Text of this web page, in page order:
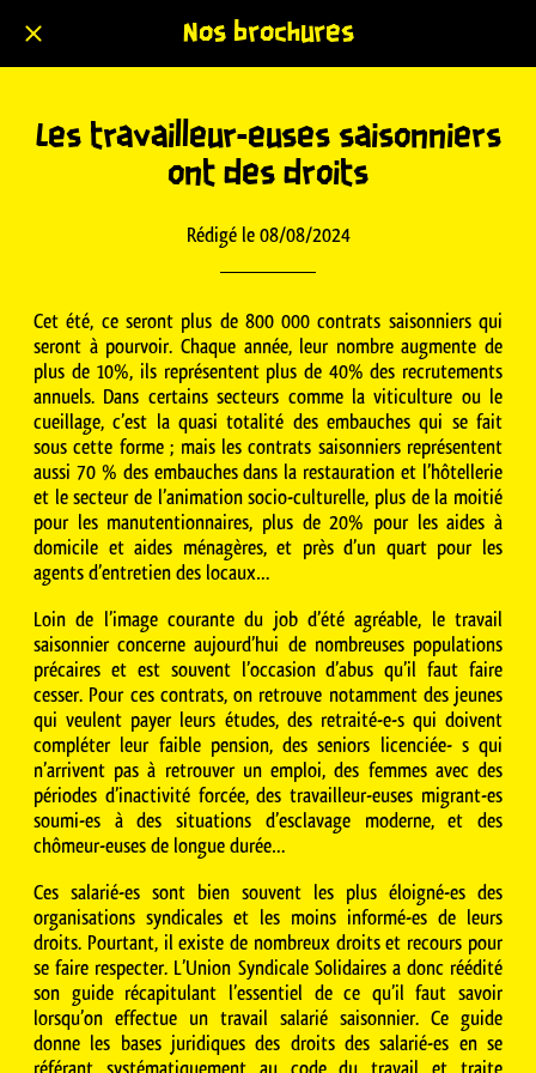
Nos brochures
Les travailleur-euses saisonniers
ont des droits
Rédigé le 08/08/2024
Cet été, ce seront plus de 800 000 contrats saisonniers qui
seront à pourvoir. Chaque année, leur nombre augmente de
plus de 10%, ils représentent plus de 40% des recrutements
annuels. Dans certains secteurs comme la viticulture ou le
cueillage, c’est la quasi totalité des embauches qui se fait
sous cette forme ; mais les contrats saisonniers représentent
aussi 70 % des embauches dans la restauration et l’hôtellerie
et le secteur de l’animation socio-culturelle, plus de la moitié
pour les manutentionnaires, plus de 20% pour les aides à
domicile et aides ménagères, et près d’un quart pour les
agents d’entretien des locaux…
Loin de l’image courante du job d’été agréable, le travail
saisonnier concerne aujourd’hui de nombreuses populations
précaires et est souvent l’occasion d’abus qu’il faut faire
cesser. Pour ces contrats, on retrouve notamment des jeunes
qui veulent payer leurs études, des retraité-e-s qui doivent
compléter leur faible pension, des seniors licenciée- s qui
n’arrivent pas à retrouver un emploi, des femmes avec des
périodes d’inactivité forcée, des travailleur-euses migrant-es
soumi-es à des situations d’esclavage moderne, et des
chômeur-euses de longue durée…
Ces salarié-es sont bien souvent les plus éloigné-es des
organisations syndicales et les moins informé-es de leurs
droits. Pourtant, il existe de nombreux droits et recours pour
se faire respecter. L’Union Syndicale Solidaires a donc réédité
son guide récapitulant l’essentiel de ce qu’il faut savoir
lorsqu’on effectue un travail salarié saisonnier. Ce guide
donne les bases juridiques des droits des salarié-es en se
référant systématiquement au code du travail et traite